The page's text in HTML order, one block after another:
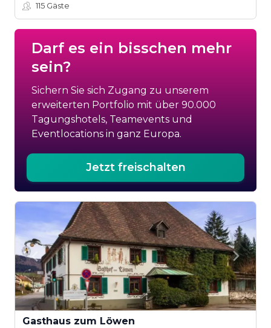
115 Gäste
Darf es ein bisschen mehr
sein?
Sichern Sie sich Zugang zu unserem
erweiterten Portfolio mit über 90.000
Tagungshotels, Teamevents und
Eventlocations in ganz Europa.
Jetzt freischalten
Gasthaus zum Löwen